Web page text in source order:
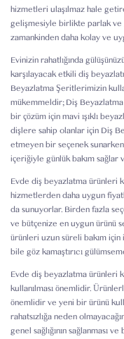
hizmetleri ulaşılmaz hale
gelişmesiyle birlikte parlak
zamankinden daha kolay ve
Evinizin rahatlığında
karşılayacak etkili diş
Beyazlatma Şeritlerimizin
mükemmeldir; Diş
bir çözüm için mavi ışıklı
dişlere sahip olanlar için Diş
etmeyen bir seçenek
içeriğiyle günlük bakım
Evde diş beyazlatma ürünleri
hizmetlerden daha uygun
da sunuyorlar. Birden fazla
ve bütçenize en uygun ürünü
ürünleri uzun süreli bakım
bile göz kamaştırıcı
Evde diş beyazlatma ürünleri
kullanılması önemlidir.
önemlidir ve yeni bir ürünü
rahatsızlığa neden
genel sağlığının sağlanması